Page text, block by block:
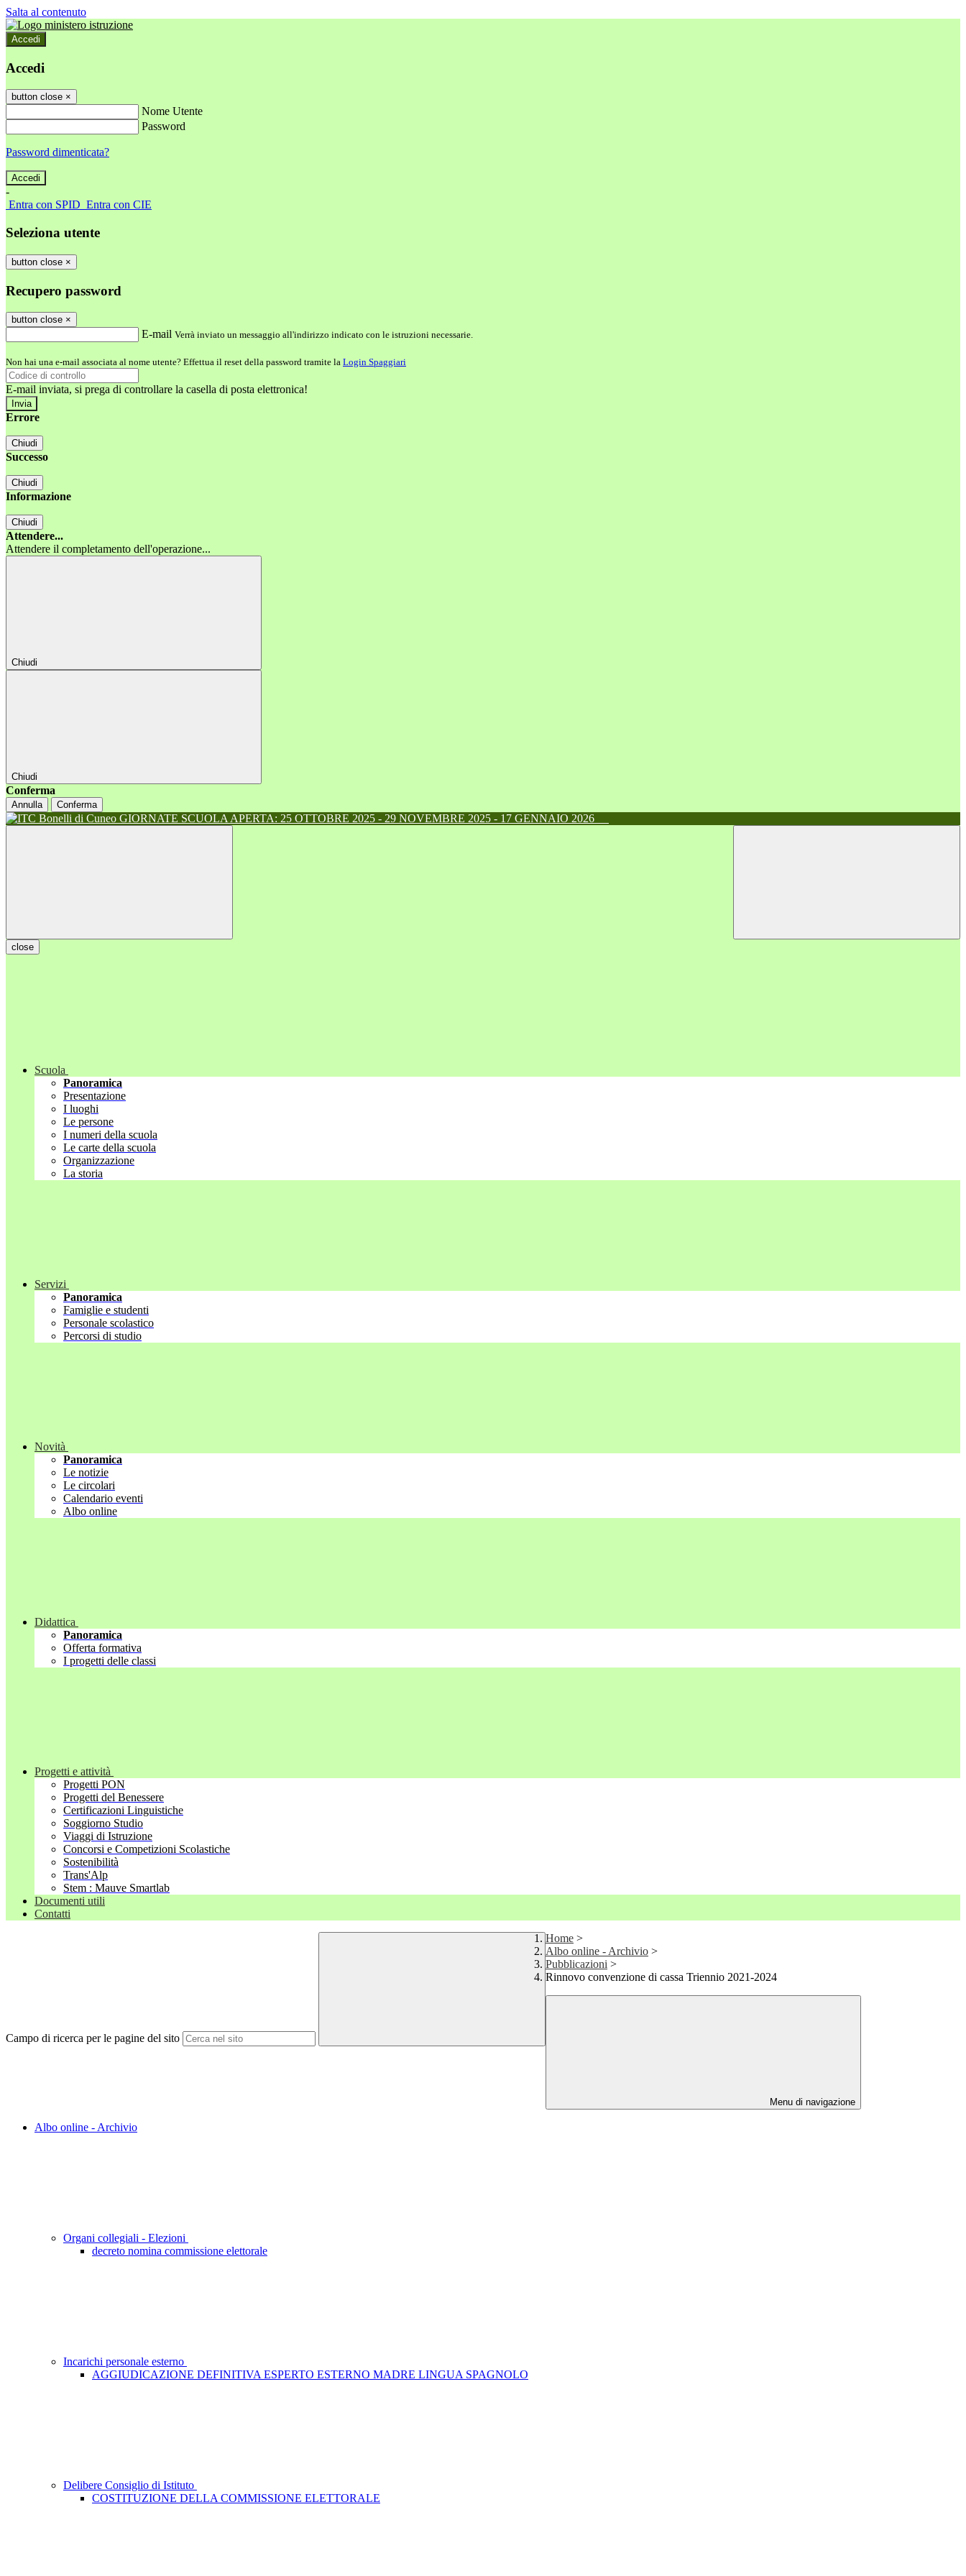
Salta al contenuto
Accedi
Accedi
button close ×
Nome Utente
Password
Password dimenticata?
-
Entra con SPID Entra con CIE
Seleziona utente
button close ×
Recupero password
button close ×
E-mail Verrà inviato un messaggio all'indirizzo indicato con le istruzioni necessarie.
Non hai una e-mail associata al nome utente? Effettua il reset della password tramite la Login Spaggiari
E-mail inviata, si prega di controllare la casella di posta elettronica!
Errore
Chiudi
Successo
Chiudi
Informazione
Chiudi
Attendere...
Attendere il completamento dell'operazione...
Chiudi
Chiudi
Conferma
Annulla Conferma
GIORNATE SCUOLA APERTA: 25 OTTOBRE 2025 - 29 NOVEMBRE 2025 - 17 GENNAIO 2026
close
Scuola
Panoramica
Presentazione
I luoghi
Le persone
I numeri della scuola
Le carte della scuola
Organizzazione
La storia
Servizi
Panoramica
Famiglie e studenti
Personale scolastico
Percorsi di studio
Novità
Panoramica
Le notizie
Le circolari
Calendario eventi
Albo online
Didattica
Panoramica
Offerta formativa
I progetti delle classi
Progetti e attività
Progetti PON
Progetti del Benessere
Certificazioni Linguistiche
Soggiorno Studio
Viaggi di Istruzione
Concorsi e Competizioni Scolastiche
Sostenibilità
Trans'Alp
Stem : Mauve Smartlab
Documenti utili
Contatti
Campo di ricerca per le pagine del sito
Home >
Albo online - Archivio >
Pubblicazioni >
Rinnovo convenzione di cassa Triennio 2021-2024
Menu di navigazione
Albo online - Archivio
Organi collegiali - Elezioni
decreto nomina commissione elettorale
Incarichi personale esterno
AGGIUDICAZIONE DEFINITIVA ESPERTO ESTERNO MADRE LINGUA SPAGNOLO
Delibere Consiglio di Istituto
COSTITUZIONE DELLA COMMISSIONE ELETTORALE